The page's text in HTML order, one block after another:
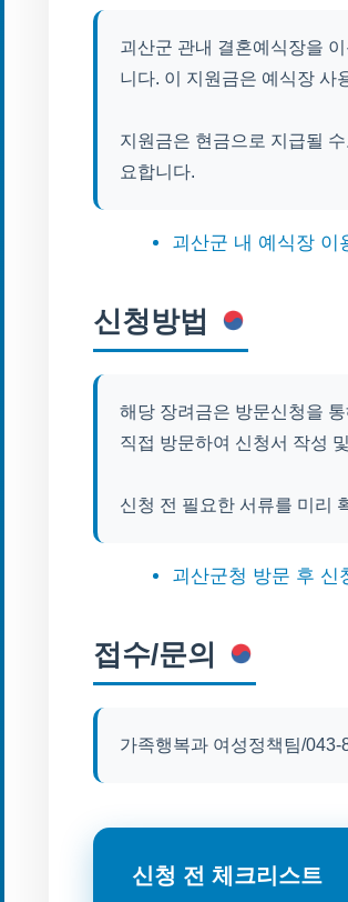
괴산군 관내 결혼예식장을
니다. 이 지원금은 예식장 사
지원금은 현금으로 지급될
요합니다.
괴산군 내 예식장 이
신청방법
해당 장려금은 방문신청을
직접 방문하여 신청서 작성
신청 전 필요한 서류를 미리
괴산군청 방문 후 신
접수/문의
가족행복과 여성정책팀/043-
신청 전 체크리스트